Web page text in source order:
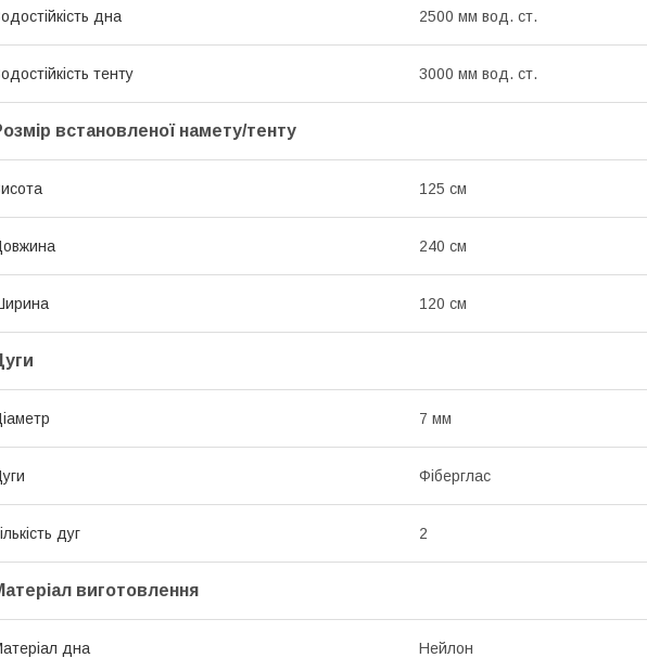
дна 2500 мм вод. ст.
тенту 3000 мм вод. ст.
встановленої намету/тенту
125 см
240 см
120 см
7 мм
Фіберглас
дуг 2
виготовлення
дна Нейлон